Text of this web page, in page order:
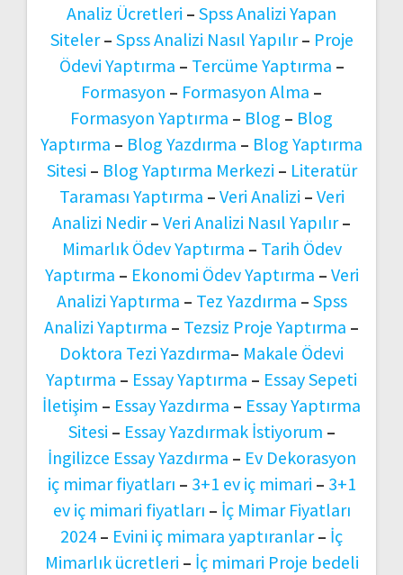
Analiz Ücretleri – Spss Analizi Yapan
Siteler– Spss Analizi Nasıl Yapılır– Proje
Ödevi Yaptırma – Tercüme Yaptırma –
Formasyon – Formasyon Alma –
Formasyon Yaptırma – Blog – Blog
Yaptırma – Blog Yazdırma – Blog Yaptırma
Sitesi – Blog Yaptırma Merkezi – Literatür
Taraması Yaptırma – Veri Analizi – Veri
Analizi Nedir– Veri Analizi Nasıl Yapılır–
Mimarlık Ödev Yaptırma – Tarih Ödev
Yaptırma – Ekonomi Ödev Yaptırma – Veri
Analizi Yaptırma – Tez Yazdırma – Spss
Analizi Yaptırma – Tezsiz Proje Yaptırma –
Doktora Tezi Yazdırma– Makale Ödevi
Yaptırma – Essay Yaptırma – Essay Sepeti
İletişim – Essay Yazdırma – Essay Yaptırma
Sitesi – Essay Yazdırmak İstiyorum –
İngilizce Essay Yazdırma – Ev Dekorasyon
iç mimar fiyatları – 3+1 ev iç mimari – 3+1
ev iç mimari fiyatları – İç Mimar Fiyatları
2024 – Evini iç mimara yaptıranlar– İç
Mimarlık ücretleri – İç mimari Proje bedeli